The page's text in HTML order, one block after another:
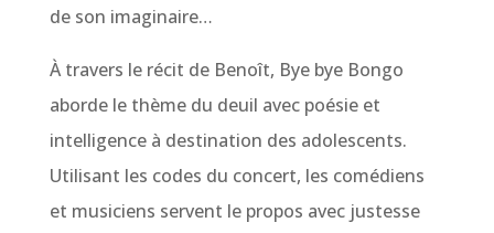
de son imaginaire…
À travers le récit de Benoît, Bye bye Bongo
aborde le thème du deuil avec poésie et
intelligence à destination des adolescents.
Utilisant les codes du concert, les comédiens
et musiciens servent le propos avec justesse